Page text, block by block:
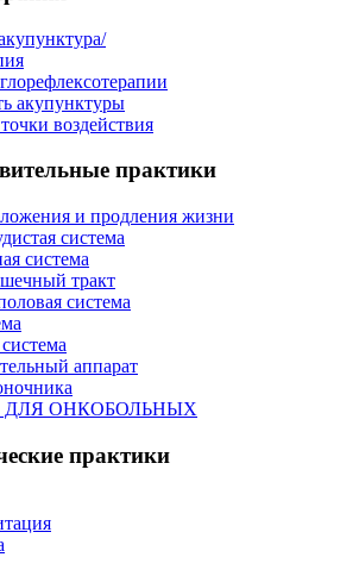
акупунктуры
воздействия
практики
и продления жизни
система
система
тракт
система
аппарат
ДЛЯ ОНКОБОЛЬНЫХ
практики